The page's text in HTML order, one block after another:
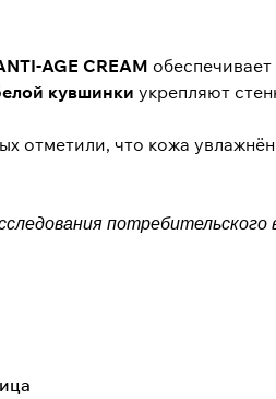
AGE CREAM
кувшинки укрепляют
отметили, что кожа